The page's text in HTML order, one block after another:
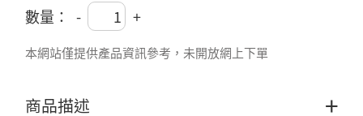
數量： - +
本網站僅提供產品資訊參考，未開放網上下單
商品描述 +